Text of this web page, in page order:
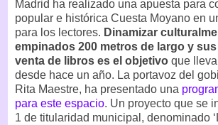
Madrid ha realizado una apuesta para
popular e histórica Cuesta Moyano en
para los lectores. Dinamizar
empinados 200 metros de largo y
venta de libros es el objetivo que
desde hace un año. La portavoz del
Rita Maestre, ha presentado una
para este espacio. Un proyecto que se
1 de titularidad municipal, denominado